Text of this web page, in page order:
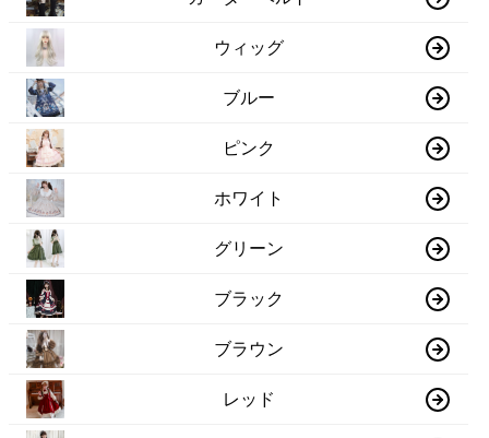
ウィッグ
ブルー
ピンク
ホワイト
グリーン
ブラック
ブラウン
レッド